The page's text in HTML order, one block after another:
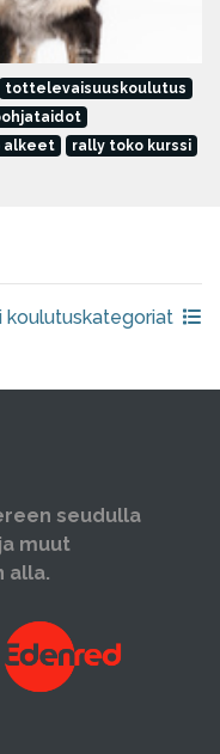
tottelevaisuuskoulutus
alkeet rally toko kurssi
koulutuskategoriat
seudulla
muut
alla.